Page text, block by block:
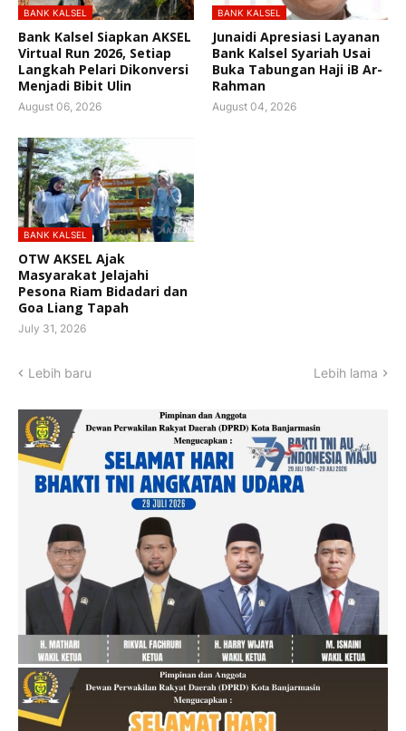
BANK KALSEL
Bank Kalsel Siapkan AKSEL
Virtual Run 2026, Setiap
Langkah Pelari Dikonversi
Menjadi Bibit Ulin
August 06, 2026
BANK KALSEL
Junaidi Apresiasi Layanan
Bank Kalsel Syariah Usai
Buka Tabungan Haji iB Ar-
Rahman
August 04, 2026
BANK KALSEL
OTW AKSEL Ajak
Masyarakat Jelajahi
Pesona Riam Bidadari dan
Goa Liang Tapah
July 31, 2026
Lebih baru Lebih lama